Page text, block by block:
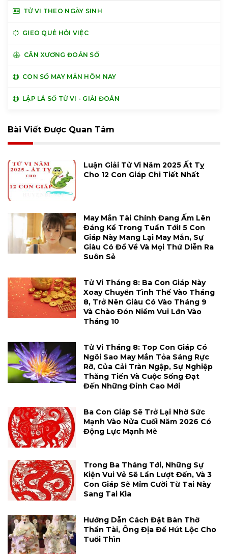
TỬ VI THEO NGÀY SINH
GIEO QUẺ HỎI VIỆC
CÂN XƯƠNG ĐOÁN SỐ
CON SỐ MAY MẮN HÔM NAY
LẬP LÁ SỐ TỬ VI - GIẢI ĐOÁN
Bài Viết Được Quan Tâm
Luận Giải Tử Vi Năm 2025 Ất Tỵ
Cho 12 Con Giáp Chi Tiết Nhất
May Mắn Tài Chính Đang Ấm Lên
Đáng Kể Trong Tuần Tới! 5 Con
Giáp Này Mang Lại May Mắn, Sự
Giàu Có Đổ Về Và Mọi Thứ Diễn Ra
Suôn Sẻ
Tử Vi Tháng 8: Ba Con Giáp Này
Xoay Chuyển Tình Thế Vào Tháng
8, Trở Nên Giàu Có Vào Tháng 9
Và Chào Đón Niềm Vui Lớn Vào
Tháng 10
Tử Vi Tháng 8: Top Con Giáp Có
Ngôi Sao May Mắn Tỏa Sáng Rực
Rỡ, Của Cải Tràn Ngập, Sự Nghiệp
Thăng Tiến Và Cuộc Sống Đạt
Đến Những Đỉnh Cao Mới
Ba Con Giáp Sẽ Trở Lại Nhờ Sức
Mạnh Vào Nửa Cuối Năm 2026 Có
Động Lực Mạnh Mẽ
Trong Ba Tháng Tới, Những Sự
Kiện Vui Vẻ Sẽ Lần Lượt Đến, Và 3
Con Giáp Sẽ Mỉm Cười Từ Tai Này
Sang Tai Kia
Hướng Dẫn Cách Đặt Bàn Thờ
Thần Tài, Ông Địa Để Hút Lộc Cho
Tuổi Thìn